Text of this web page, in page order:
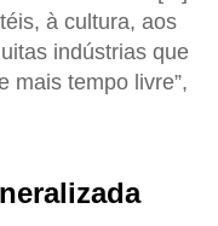
à cultura, aos
indústrias que
mais tempo livre”,